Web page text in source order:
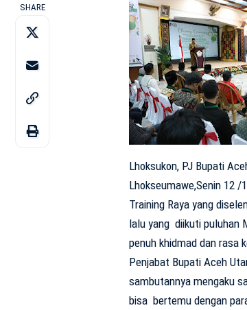
SHARE
Lhoksukon, PJ Bupati
Lhokseumawe,Senin 12 /
Training Raya yang
lalu yang diikuti puluhan
penuh khidmad dan rasa
Penjabat Bupati Aceh
sambutannya mengaku
bisa bertemu dengan